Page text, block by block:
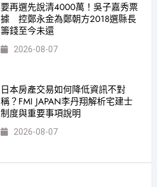
要再選先說清4000萬！吳子嘉秀票
據 控鄭永金為鄭朝方2018選縣長
籌錢至今未還
2026-08-07
日本房產交易如何降低資訊不對
稱？FMI JAPAN李丹翔解析宅建士
制度與重要事項說明
2026-08-07